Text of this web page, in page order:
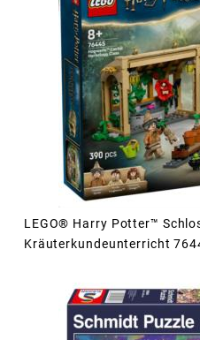
LEGO® Harry Potter™
Kräuterkundeunterricht